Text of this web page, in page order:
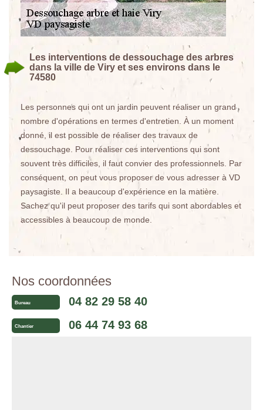
Les interventions de dessouchage des arbres
dans la ville de Viry et ses environs dans le
74580
Les personnes qui ont un jardin peuvent réaliser un grand
nombre d'opérations en termes d'entretien. À un moment
donné, il est possible de réaliser des travaux de
dessouchage. Pour réaliser ces interventions qui sont
souvent très difficiles, il faut convier des professionnels. Par
conséquent, on peut vous proposer de vous adresser à VD
paysagiste. Il a beaucoup d'expérience en la matière.
Sachez qu'il peut proposer des tarifs qui sont abordables et
accessibles à beaucoup de monde.
Nos coordonnées
Bureau 04 82 29 58 40
Chantier 06 44 74 93 68